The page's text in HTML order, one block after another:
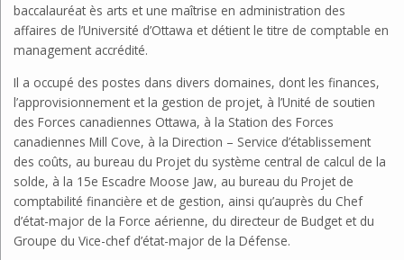
baccalauréat ès arts et une maîtrise en administration des
affaires de l’Université d’Ottawa et détient le titre de comptable en
management accrédité.
Il a occupé des postes dans divers domaines, dont les finances,
l’approvisionnement et la gestion de projet, à l’Unité de soutien
des Forces canadiennes Ottawa, à la Station des Forces
canadiennes Mill Cove, à la Direction – Service d’établissement
des coûts, au bureau du Projet du système central de calcul de la
solde, à la 15e Escadre Moose Jaw, au bureau du Projet de
comptabilité financière et de gestion, ainsi qu’auprès du Chef
d’état-major de la Force aérienne, du directeur de Budget et du
Groupe du Vice-chef d’état-major de la Défense.